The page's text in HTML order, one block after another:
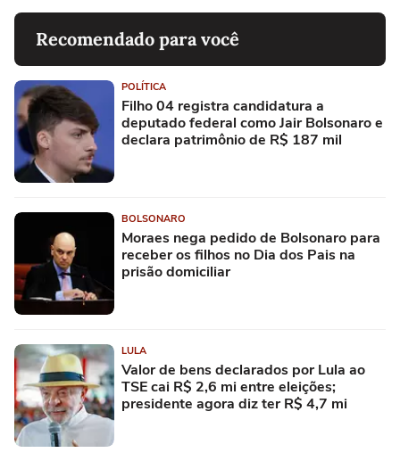
Recomendado para você
POLÍTICA
Filho 04 registra candidatura a
deputado federal como Jair Bolsonaro e
declara patrimônio de R$ 187 mil
BOLSONARO
Moraes nega pedido de Bolsonaro para
receber os filhos no Dia dos Pais na
prisão domiciliar
LULA
Valor de bens declarados por Lula ao
TSE cai R$ 2,6 mi entre eleições;
presidente agora diz ter R$ 4,7 mi